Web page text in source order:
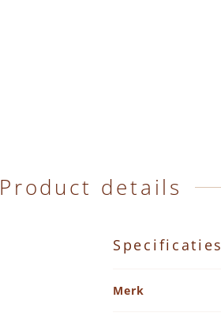
Product details
Specificaties
Merk